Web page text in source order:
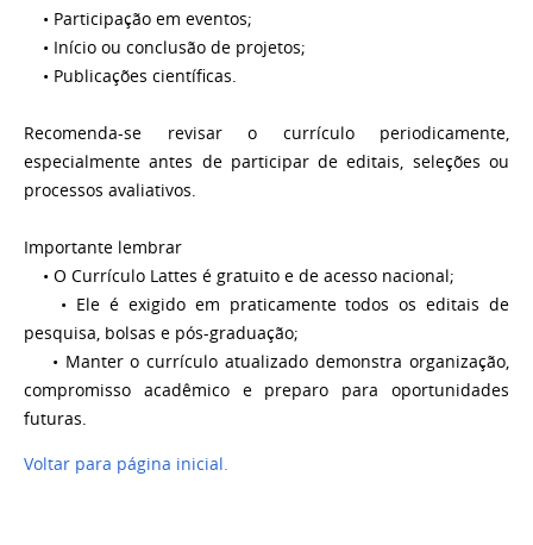
• Participação em eventos;
• Início ou conclusão de projetos;
• Publicações científicas.
Recomenda-se revisar o currículo periodicamente,
especialmente antes de participar de editais, seleções ou
processos avaliativos.
Importante lembrar
• O Currículo Lattes é gratuito e de acesso nacional;
• Ele é exigido em praticamente todos os editais de
pesquisa, bolsas e pós-graduação;
• Manter o currículo atualizado demonstra organização,
compromisso acadêmico e preparo para oportunidades
futuras.
Voltar para página inicial.